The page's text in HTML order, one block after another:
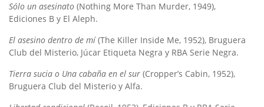
Sólo un asesinato (Nothing More Than Murder, 1949),
Ediciones B y El Aleph.
El asesino dentro de mí(The Killer Inside Me, 1952), Bruguera
Club del Misterio, Júcar Etiqueta Negra y RBA Serie Negra.
Tierra sucia o Una cabaña en el sur (Cropper’s Cabin, 1952),
Bruguera Club del Misterio y Alfa.